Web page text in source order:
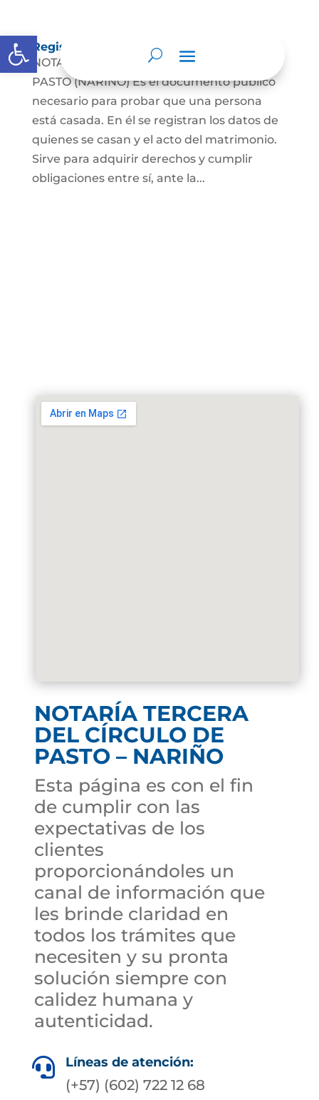
Abrir barra de herramientas
Registro Civil de Matrimonio
NOTARÍA TERCERA DEL CÍRCULO DE
PASTO (NARIÑO) Es el documento público
necesario para probar que una persona
está casada. En él se registran los datos de
quienes se casan y el acto del matrimonio.
Sirve para adquirir derechos y cumplir
obligaciones entre sí, ante la...
NOTARÍA TERCERA
DEL CÍRCULO DE
PASTO – NARIÑO
Esta página es con el fin
de cumplir con las
expectativas de los
clientes
proporcionándoles un
canal de información que
les brinde claridad en
todos los trámites que
necesiten y su pronta
solución siempre con
calidez humana y
autenticidad.
 Líneas de atención:
(+57) (602) 722 12 68